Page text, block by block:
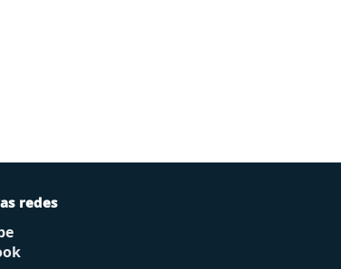
redes